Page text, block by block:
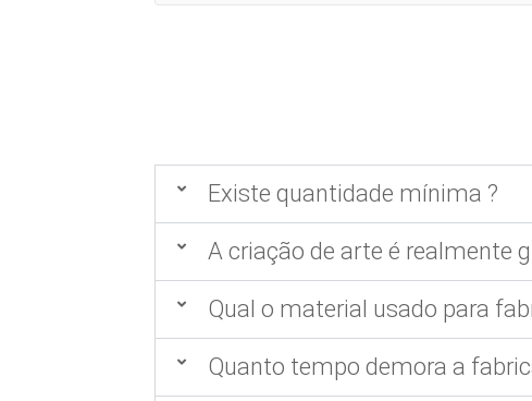
Existe quantidade mínima ?
A criação de arte é realmente
Qual o material usado para
Quanto tempo demora a